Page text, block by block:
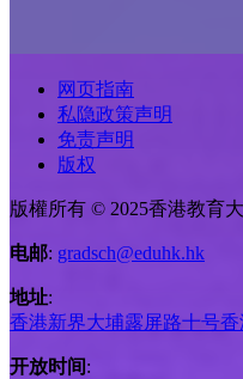
网页指南
私隐政策声明
免责声明
版权
版權所有 © 2025香港教育
电邮: gradsch@eduhk.hk
地址:
香港新界大埔露屏路十号
开放时间: